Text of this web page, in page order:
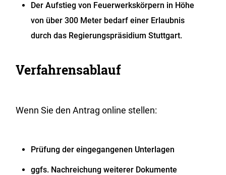
Der Aufstieg von Feuerwerkskörpern in Höhe
von über 300 Meter bedarf einer Erlaubnis
durch das Regierungspräsidium Stuttgart.
Verfahrensablauf
Wenn Sie den Antrag online stellen:
Prüfung der eingegangenen Unterlagen
ggfs. Nachreichung weiterer Dokumente